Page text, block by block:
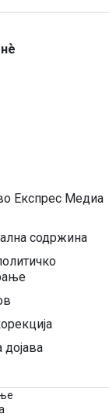
Експрес Медиа
содржина